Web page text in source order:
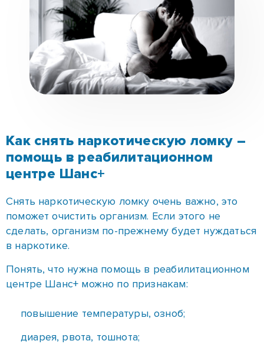
Как снять наркотическую ломку –
помощь в реабилитационном
центре Шанс+
Снять наркотическую ломку очень важно, это
поможет очистить организм. Если этого не
сделать, организм по-прежнему будет нуждаться
в наркотике.
Понять, что нужна помощь в реабилитационном
центре Шанс+ можно по признакам:
повышение температуры, озноб;
диарея, рвота, тошнота;